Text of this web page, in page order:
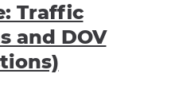
Traffic
and DOV